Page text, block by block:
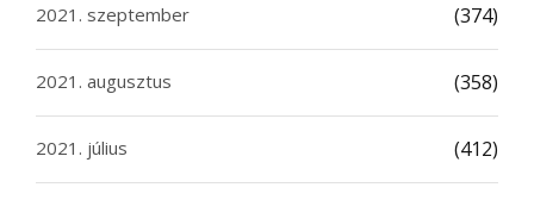
2021. szeptember (374)
2021. augusztus (358)
2021. július (412)